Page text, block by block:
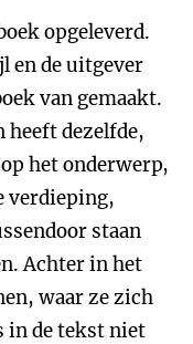
opgeleverd.
en de uitgever
van gemaakt.
heeft dezelfde,
het onderwerp,
verdieping,
staan
Achter in het
waar ze zich
in de tekst niet